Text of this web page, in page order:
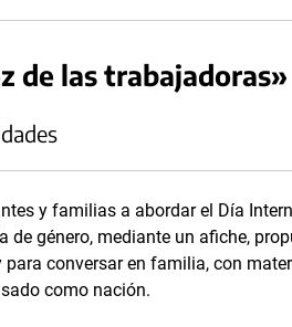
de las trabajadoras»
y familias a abordar el Día
de género, mediante un afiche,
conversar en familia, con
como nación.